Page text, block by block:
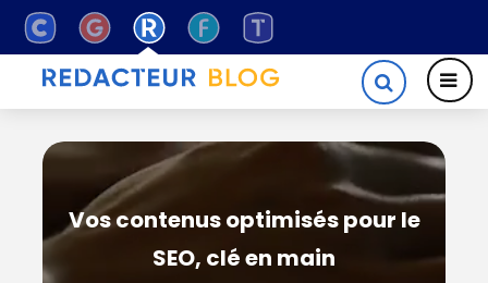
Vos contenus optimisés pour le
SEO, clé en main